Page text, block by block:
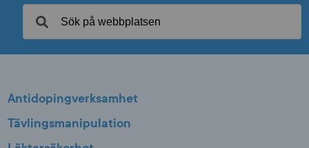
Antidopingverksamhet
Tävlingsmanipulation